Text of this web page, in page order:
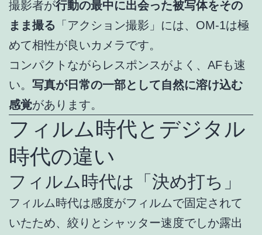
撮影者が行動の最中に出会った被写体をその
まま撮る 「アクション撮影」には、OM-1は極
めて相性が良いカメラです。
コンパクトながらレスポンスがよく、AFも速
い。 写真が日常の一部として自然に溶け込む
感覚があります。
フィルム時代とデジタル
時代の違い
フィルム時代は「決め打ち」
フィルム時代は感度がフィルムで固定されて
いたため、絞りとシャッター速度でしか露出